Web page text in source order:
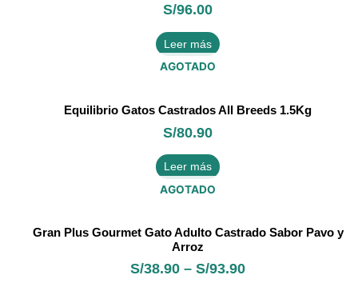
S/96.00
Leer más
AGOTADO
Equilibrio Gatos Castrados All Breeds 1.5Kg
S/80.90
Leer más
AGOTADO
Gran Plus Gourmet Gato Adulto Castrado Sabor Pavo y
Arroz
S/38.90 –S/93.90
producto
múltiples